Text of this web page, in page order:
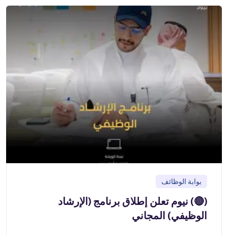
بوابة الوظائف
(🔴) نيوم تعلن إطلاق برنامج (الإرشاد
الوظيفي) المجاني